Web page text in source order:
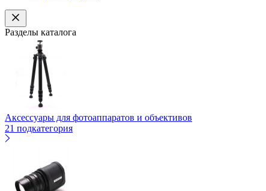
Разделы каталога
Аксессуары для фотоаппаратов и объективов
21 подкатегория